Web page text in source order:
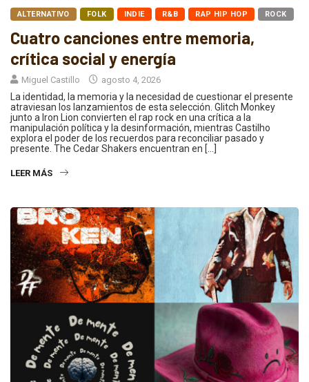
ALTERNATIVO FOLK INDIE R&B RAP HIP HOP ROCK
Cuatro canciones entre memoria,
crítica social y energía
Miguel Castillo agosto 4, 2026
La identidad, la memoria y la necesidad de cuestionar el presente
atraviesan los lanzamientos de esta selección. Glitch Monkey
junto a Iron Lion convierten el rap rock en una crítica a la
manipulación política y la desinformación, mientras Castilho
explora el poder de los recuerdos para reconciliar pasado y
presente. The Cedar Shakers encuentran en […]
LEER MÁS